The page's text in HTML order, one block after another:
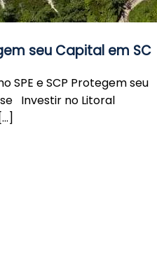
seu Capital em SC
SPE e SCP Protegem seu
Investir no Litoral